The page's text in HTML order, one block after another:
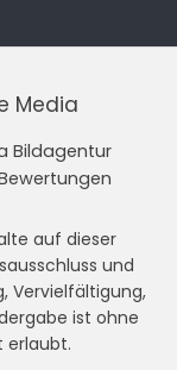
Media
Bildagentur
auf dieser
und
Vervielfältigung,
ist ohne
erlaubt.